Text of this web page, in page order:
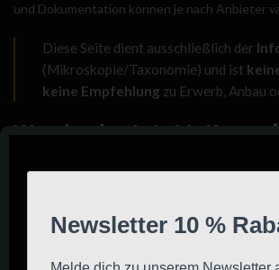
und Dokumentation können je nach Anbieter
Diese Seite dient ausschließlich der
(Mikroskopie/Taxonomie) und ist
keine Empfehlung zu Erwerb, Anbau
Was bedeutet
„McKennaii“ ist eine gebräuchliche
Psilocybe cubensis
. Namen dieser Art werden
Unterscheidung von Proben verwendet, ohne